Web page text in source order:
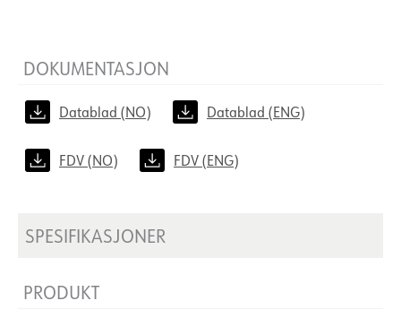
DOKUMENTASJON
Datablad (NO) Datablad (ENG)
FDV (NO) FDV (ENG)
SPESIFIKASJONER
PRODUKT